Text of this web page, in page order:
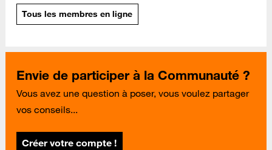
Tous les membres en ligne
Envie de participer à la Communauté ?
Vous avez une question à poser, vous voulez partager
vos conseils...
Créer votre compte !